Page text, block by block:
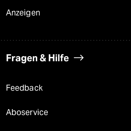
Anzeigen
Fragen & Hilfe
Feedback
Aboservice